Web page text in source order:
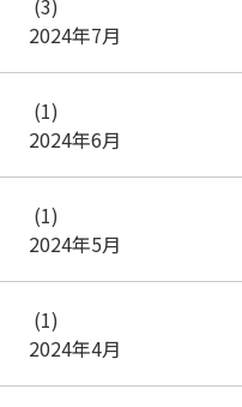
2024年7月
(3)
2024年6月
(1)
2024年5月
(1)
2024年4月
(1)